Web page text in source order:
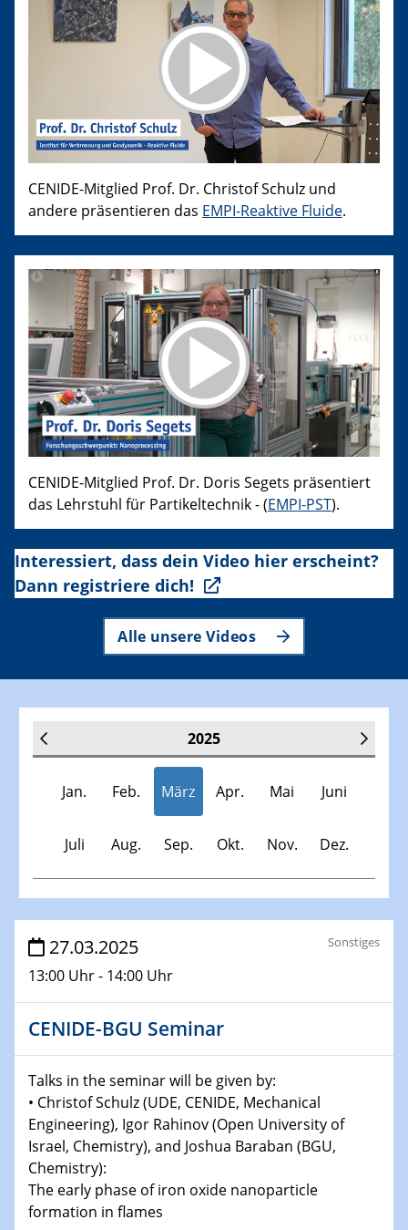
CENIDE-Mitglied Prof. Dr. Christof Schulz und
andere präsentieren das EMPI-Reaktive Fluide.
CENIDE-Mitglied Prof. Dr. Doris Segets präsentiert
das Lehrstuhl für Partikeltechnik - (EMPI-PST).
Interessiert, dass dein Video hier erscheint?
Dann registriere dich!
Alle unsere Videos
2025
Jan. Feb. März Apr. Mai Juni
Juli Aug. Sep. Okt. Nov. Dez.
Veranstaltungen
30.11.-0001 - 06.02.2025
SFB/TRR 247 Seminar
Physikalisches Kolloquium
Shaping the future: The role of metrology in a changing
world
14.01.2025
SFB 1242 Kolloquium
15.01.2025
27.03.2025
13:00 Uhr - 14:00 Uhr
Sonstiges
CENIDE-BGU Seminar
Talks in the seminar will be given by:
• Christof Schulz (UDE, CENIDE, Mechanical
Engineering), Igor Rahinov (Open University of
Israel, Chemistry), and Joshua Baraban (BGU,
Chemistry):
The early phase of iron oxide nanoparticle
formation in flames